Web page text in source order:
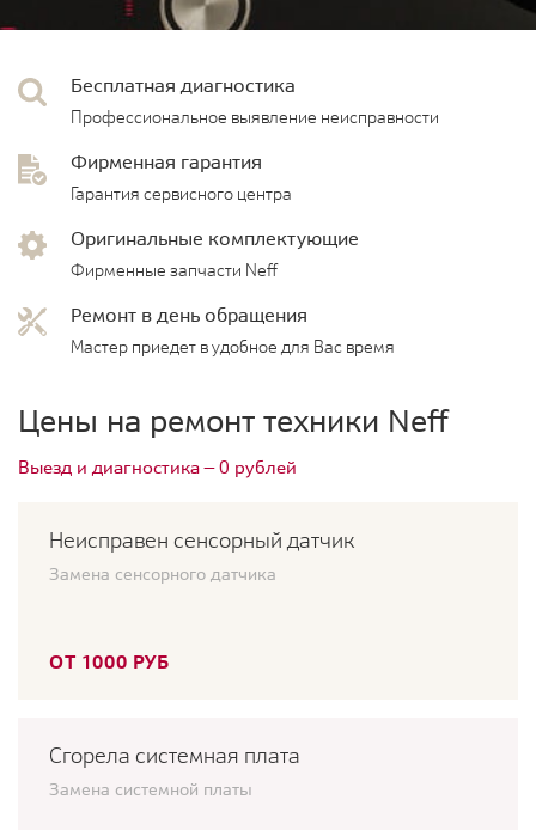
Бесплатная диагностика
Профессиональное выявление неисправности
Фирменная гарантия
Гарантия сервисного центра
Оригинальные комплектующие
Фирменные запчасти Neff
Ремонт в день обращения
Мастер приедет в удобное для Вас время
Цены на ремонт техники Neff
Выезд и диагностика — 0 рублей
Неисправен сенсорный датчик
Замена сенсорного датчика
ОТ 1000 РУБ
Сгорела системная плата
Замена системной платы